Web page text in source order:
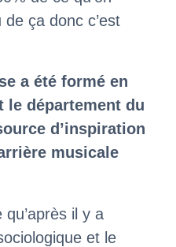
ça donc c’est
a été formé en
le département du
d’inspiration
musicale
il y a
et le